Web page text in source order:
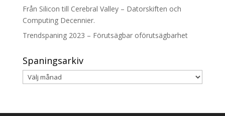
Från Silicon till Cerebral Valley – Datorskiften och
Computing Decennier.
Trendspaning 2023 – Förutsägbar oförutsägbarhet
Spaningsarkiv
Spaningsarkiv